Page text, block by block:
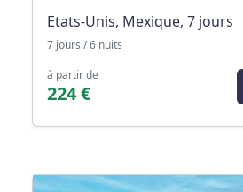
Etats-Unis, Mexique, 7 jours
7 jours / 6 nuits
à partir de
224 €